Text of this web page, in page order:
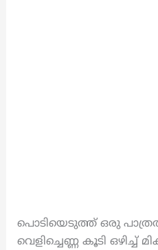
പൊടിയെടുത്ത് ഒരു
വെളിച്ചെണ്ണ കൂടി ഒഴിച്ച്